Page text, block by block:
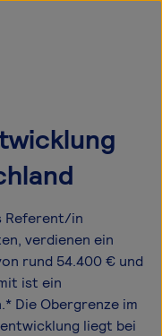
Referent/in
verdienen ein
rund 54.400 € und
ist ein
Die Obergrenze im
liegt bei